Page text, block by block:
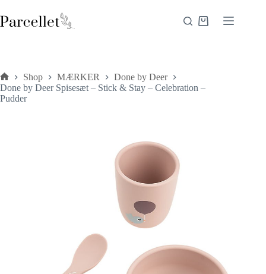
til
indhold
Indkøbskurv
Forside
Shop MÆRKER
Done by Deer
Done by Deer Spisesæt – Stick & Stay – Celebration –
Pudder